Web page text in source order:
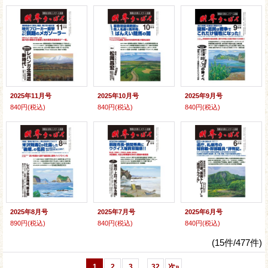
2025年11月号
840円(税込)
2025年10月号
840円(税込)
2025年9月号
840円(税込)
2025年8月号
890円(税込)
2025年7月号
840円(税込)
2025年6月号
840円(税込)
(15件/477件)